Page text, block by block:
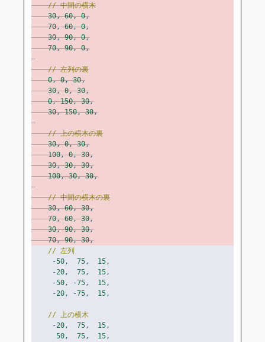
// 中間の横木
30, 60, 0,
70, 60, 0,
30, 90, 0,
70, 90, 0,
// 左列の裏
0, 0, 30,
30, 0, 30,
0, 150, 30,
30, 150, 30,
// 上の横木の裏
30, 0, 30,
100, 0, 30,
30, 30, 30,
100, 30, 30,
// 中間の横木の裏
30, 60, 30,
70, 60, 30,
30, 90, 30,
70, 90, 30,
// 左列
-50, 75, 15,
-20, 75, 15,
-50, -75, 15,
-20, -75, 15,
// 上の横木
-20, 75, 15,
50, 75, 15,